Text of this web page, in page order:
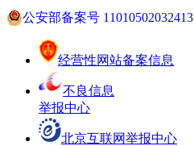
公安部备案号 11010502032413
经营性网站备案信息
不良信息
举报中心
北京互联网举报中心